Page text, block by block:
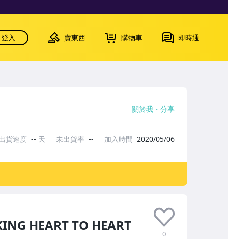
登入 賣東西 購物車 即時通
HEART TO HEART
0
關於我 分享
貨速度 -- 天 未出貨率 -- 加入時間 2020/05/06